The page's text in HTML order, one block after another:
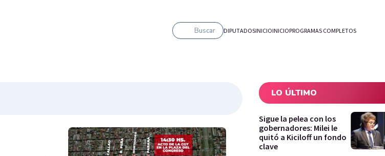
Buscar DIPUTADOSINICIOINICIOPROGRAMAS COMPLETOS
LO ÚLTIMO
Sigue la pelea con los
gobernadores: Milei le
quitó a Kiciloff un fondo
clave